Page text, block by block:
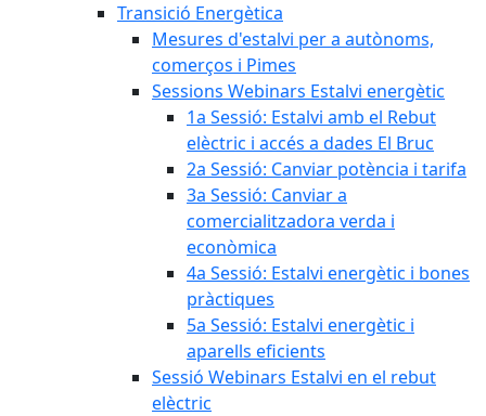
Transició Energètica
Mesures d'estalvi per a autònoms,
comerços i Pimes
Sessions Webinars Estalvi energètic
1a Sessió: Estalvi amb el Rebut
elèctric i accés a dades El Bruc
2a Sessió: Canviar potència i tarifa
3a Sessió: Canviar a
comercialitzadora verda i
econòmica
4a Sessió: Estalvi energètic i bones
pràctiques
5a Sessió: Estalvi energètic i
aparells eficients
Sessió Webinars Estalvi en el rebut
elèctric